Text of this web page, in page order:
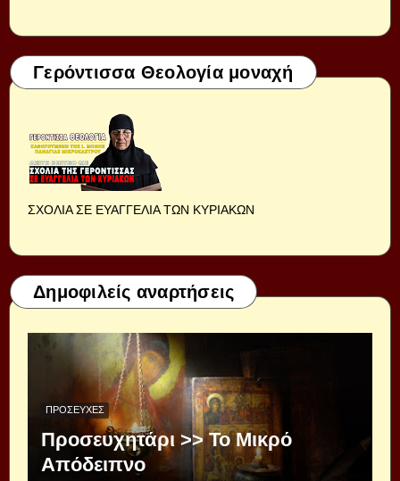
Γερόντισσα Θεολογία μοναχή
ΣΧΟΛΙΑ ΣΕ ΕΥΑΓΓΕΛΙΑ ΤΩΝ ΚΥΡΙΑΚΩΝ
Δημοφιλείς αναρτήσεις
ΠΡΟΣΕΥΧΈΣ
Προσευχητάρι >> Το Μικρό
Απόδειπνο